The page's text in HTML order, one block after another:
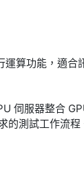
算功能，適合
伺服器整合
的測試工作流程